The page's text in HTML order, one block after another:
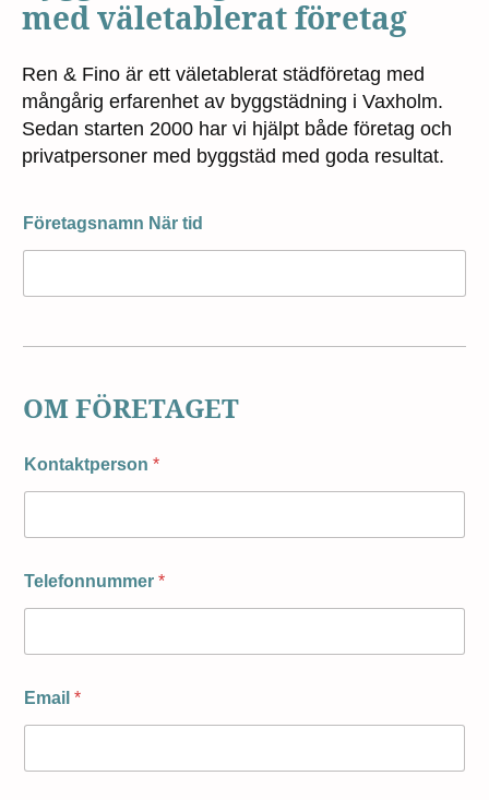
med väletablerat företag
Ren & Fino är ett väletablerat städföretag med
mångårig erfarenhet av byggstädning i Vaxholm.
Sedan starten 2000 har vi hjälpt både företag och
privatpersoner med byggstäd med goda resultat.
Företagsnamn När tid
OM FÖRETAGET
Kontaktperson *
Telefonnummer *
Email *